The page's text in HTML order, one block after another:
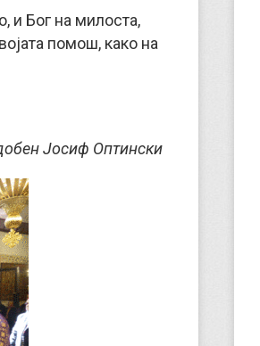
и Бог на милоста,
помош, како на
Јосиф Оптински